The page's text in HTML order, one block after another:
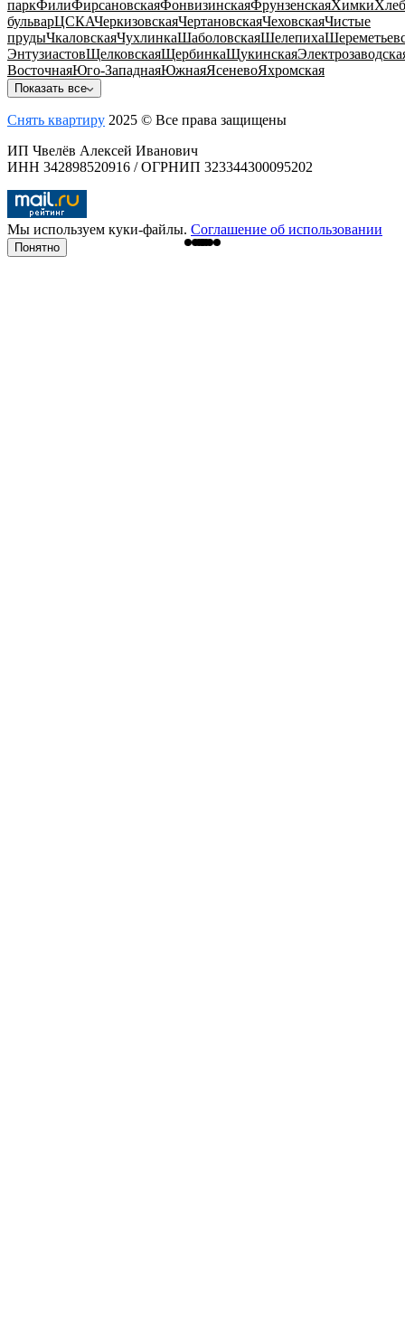
паркФилиФирсановскаяФонвизинскаяФрунзенскаяХимки
бульварЦСКАЧеркизовскаяЧертановскаяЧеховскаяЧистые
прудыЧкаловскаяЧухлинкаШаболовскаяШелепиха
ЭнтузиастовЩелковскаяЩербинкаЩукинская
ВосточнаяЮго-ЗападнаяЮжнаяЯсеневоЯхромская
Показать все
Снять квартиру 2025 © Все права защищены
ИП Чвелёв Алексей Иванович
ИНН 342898520916 / ОГРНИП 323344300095202
Мы используем куки-файлы. Соглашение об использовании
Понятно